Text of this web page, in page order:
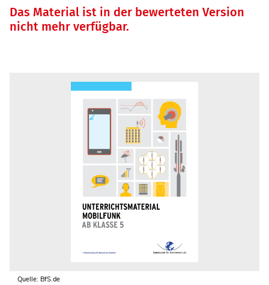
Das Material ist in der bewerteten Version
nicht mehr verfügbar.
Quelle: BfS.de